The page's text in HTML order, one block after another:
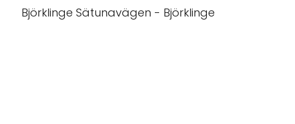
Björklinge Sätunavägen - Björklinge